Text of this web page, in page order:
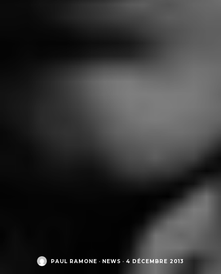
PAUL RAMONE · NEWS · 4 DÉCEMBRE 2013